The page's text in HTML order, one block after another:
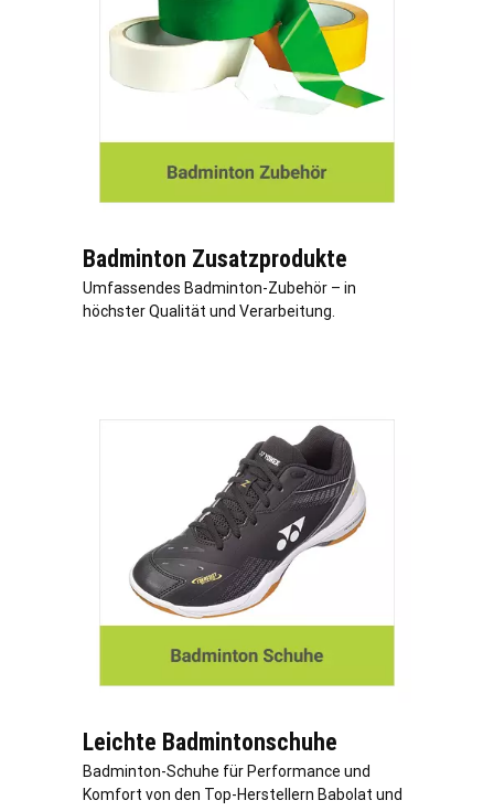
Badminton Zusatzprodukte
Umfassendes Badminton-Zubehör – in
höchster Qualität und Verarbeitung.
Leichte Badmintonschuhe
Badminton-Schuhe für Performance und
Komfort von den Top-Herstellern Babolat und